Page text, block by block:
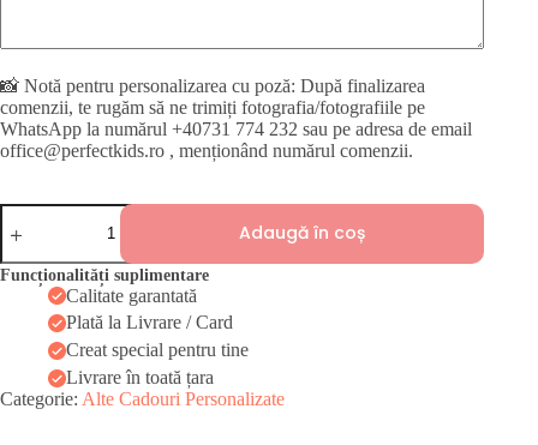
📸 Notă pentru personalizarea cu poză: După finalizarea
comenzii, te rugăm să ne trimiți fotografia/fotografiile pe
WhatsApp la numărul +40731 774 232 sau pe adresa de email
office@perfectkids.ro , menționând numărul comenzii.
Cantitate
Tricou
copii
Adaugă în coș
Funcționalități suplimentare
Calitate garantată
Plată la Livrare / Card
Creat special pentru tine
Livrare în toată țara
Categorie: Alte Cadouri Personalizate